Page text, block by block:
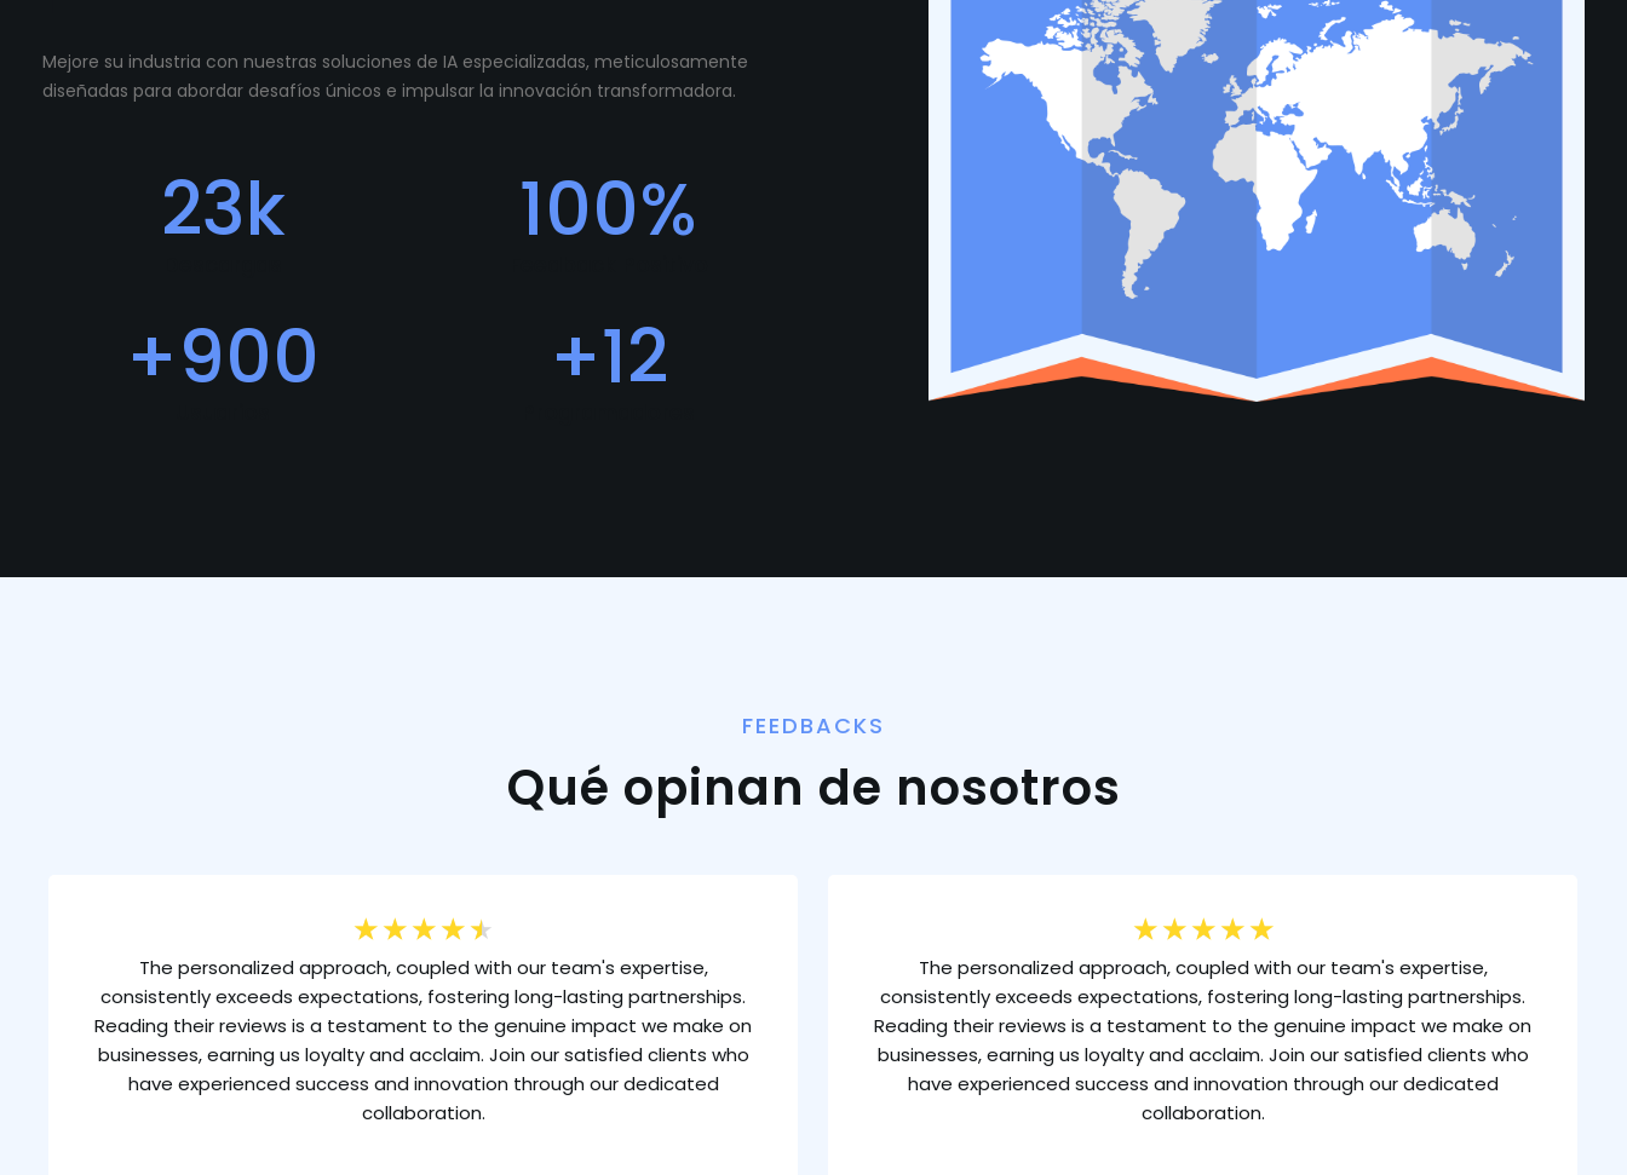
Mejore su industria con nuestras soluciones de IA especializadas, meticulosamente
diseñadas para abordar desafíos únicos e impulsar la innovación transformadora.
23k 100%
+900 +12
FEEDBACKS
Qué opinan de nosotros
★ ★ ★ ★ ★
The personalized approach, coupled with our team's expertise,
consistently exceeds expectations, fostering long-lasting partnerships.
Reading their reviews is a testament to the genuine impact we make on
businesses, earning us loyalty and acclaim. Join our satisfied clients who
have experienced success and innovation through our dedicated
collaboration.
★ ★ ★ ★ ★
The personalized approach, coupled with our team's expertise,
consistently exceeds expectations, fostering long-lasting partnerships.
Reading their reviews is a testament to the genuine impact we make on
businesses, earning us loyalty and acclaim. Join our satisfied clients who
have experienced success and innovation through our dedicated
collaboration.